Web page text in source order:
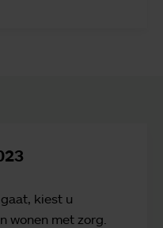
kiest u
wonen met zorg.